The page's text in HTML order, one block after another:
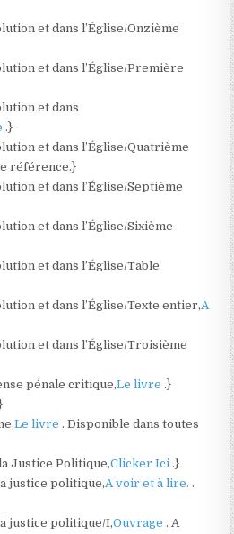
et dans l’Église/Onzième
et dans l’Église/Première
et dans
.}
et dans l’Église/Quatrième
référence.}
et dans l’Église/Septième
et dans l’Église/Sixième
et dans l’Église/Table
et dans l’Église/Texte entier,A
et dans l’Église/Troisième
pénale critique,Le livre .}
Le livre . Disponible dans toutes
Justice Politique,Clicker Ici .}
justice politique,A voir et à lire. .
justice politique/I,Ouvrage . A